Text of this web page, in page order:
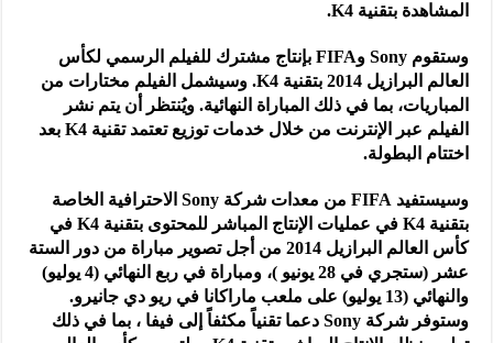
المشاهدة بتقنية K4.
وستقوم Sony وFIFA بإنتاج مشترك للفيلم الرسمي لكأس
العالم البرازيل 2014 بتقنية K4. وسيشمل الفيلم مختارات من
المباريات، بما في ذلك المباراة النهائية. ويُنتظر أن يتم نشر
الفيلم عبر الإنترنت من خلال خدمات توزيع تعتمد تقنية K4 بعد
اختتام البطولة.
وسيستفيد FIFA من معدات شركة Sony الاحترافية الخاصة
بتقنية K4 في عمليات الإنتاج المباشر للمحتوى بتقنية K4 في
كأس العالم البرازيل 2014 من أجل تصوير مباراة من دور الستة
عشر (ستجري في 28 يونيو )، ومباراة في ربع النهائي (4 يوليو)
والنهائي (13 يوليو) على ملعب ماراكانا في ريو دي جانيرو.
وستوفر شركة Sony دعما تقنياً مكثفاً إلى فيفا ، بما في ذلك